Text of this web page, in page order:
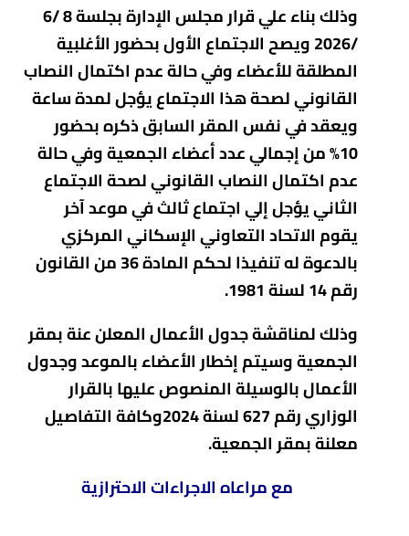
وذلك بناء علي قرار مجلس الإدارة بجلسة 8 /6
/2026 ويصح الاجتماع الأول بحضور الأغلبية
المطلقة للأعضاء وفي حالة عدم اكتمال النصاب
القانوني لصحة هذا الاجتماع يؤجل لمدة ساعة
ويعقد في نفس المقر السابق ذكره بحضور
10% من إجمالي عدد أعضاء الجمعية وفي حالة
عدم اكتمال النصاب القانوني لصحة الاجتماع
الثاني يؤجل إلي اجتماع ثالث في موعد آخر
يقوم الاتحاد التعاوني الإسكاني المركزي
بالدعوة له تنفيذا لحكم المادة 36 من القانون
رقم 14 لسنة 1981.
وذلك لمناقشة جدول الأعمال المعلن عنة بمقر
الجمعية وسيتم إخطار الأعضاء بالموعد وجدول
الأعمال بالوسيلة المنصوص عليها بالقرار
الوزاري رقم 627 لسنة 2024وكافة التفاصيل
معلنة بمقر الجمعية.
مع مراعاه الاجراءات الاحترازية